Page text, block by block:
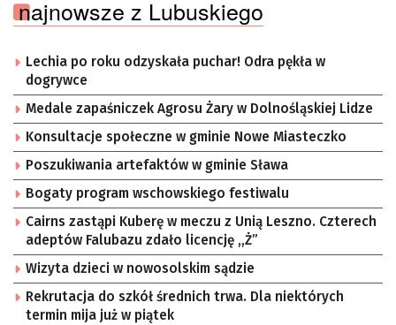
najnowsze z Lubuskiego
Lechia po roku odzyskała puchar! Odra pękła w
dogrywce
Medale zapaśniczek Agrosu Żary w Dolnośląskiej Lidze
Konsultacje społeczne w gminie Nowe Miasteczko
Poszukiwania artefaktów w gminie Sława
Bogaty program wschowskiego festiwalu
Cairns zastąpi Kuberę w meczu z Unią Leszno. Czterech
adeptów Falubazu zdało licencję ,,Ż”
Wizyta dzieci w nowosolskim sądzie
Rekrutacja do szkół średnich trwa. Dla niektórych
termin mija już w piątek